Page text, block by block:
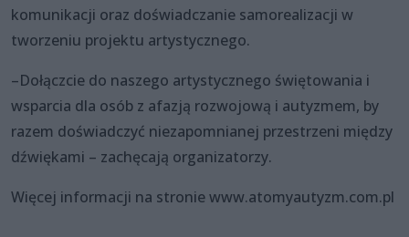
komunikacji oraz doświadczanie samorealizacji w
tworzeniu projektu artystycznego.
–Dołączcie do naszego artystycznego świętowania i
wsparcia dla osób z afazją rozwojową i autyzmem, by
razem doświadczyć niezapomnianej przestrzeni między
dźwiękami – zachęcają organizatorzy.
Więcej informacji na stronie www.atomyautyzm.com.pl